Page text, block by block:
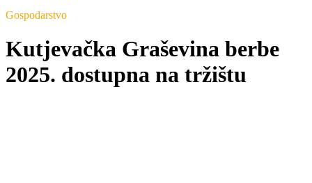
Gospodarstvo
Kutjevačka Graševina berbe
2025. dostupna na tržištu